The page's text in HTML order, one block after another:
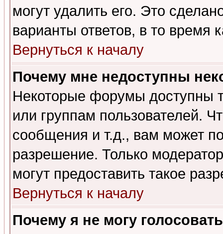
могут удалить его. Это
варианты ответов, в то время
Вернуться к началу
Почему мне недоступны
Некоторые форумы доступны
или группам пользователей.
сообщения и т.д., вам может
разрешение. Только
могут предоставить такое
Вернуться к началу
Почему я не могу